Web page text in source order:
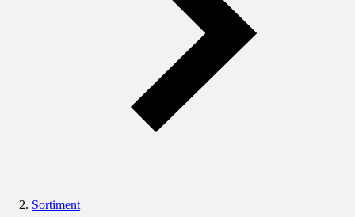
Sortiment